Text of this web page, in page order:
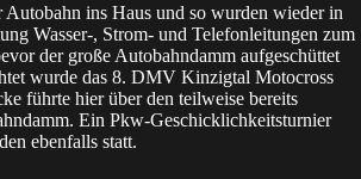
Autobahn ins Haus und so wurden wieder in
Wasser-, Strom- und Telefonleitungen zum
der große Autobahndamm aufgeschüttet
wurde das 8. DMV Kinzigtal Motocross
führte hier über den teilweise bereits
Ein Pkw-Geschicklichkeitsturnier
ebenfalls statt.